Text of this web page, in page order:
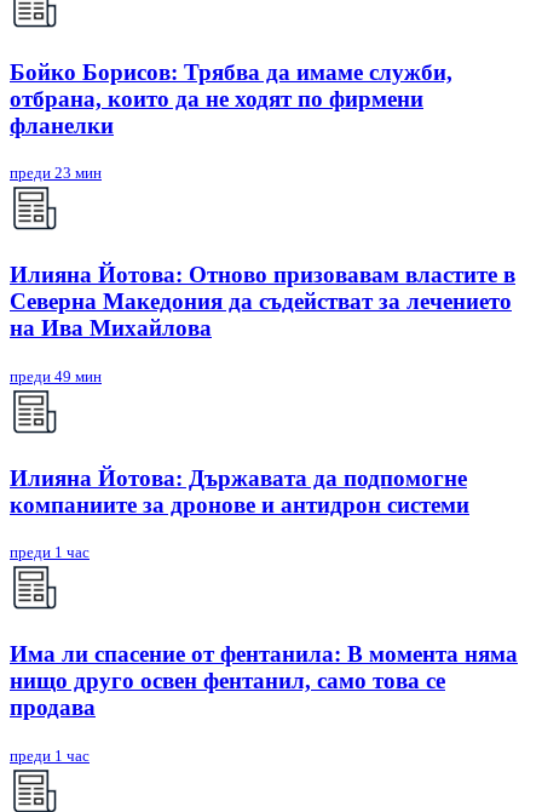
Бойко Борисов: Трябва да имаме служби,
отбрана, които да не ходят по фирмени
фланелки
преди 23 мин
Илияна Йотова: Отново призовавам властите в
Северна Македония да съдействат за лечението
на Ива Михайлова
преди 49 мин
Илияна Йотова: Държавата да подпомогне
компаниите за дронове и антидрон системи
преди 1 час
Има ли спасение от фентанила: В момента няма
нищо друго освен фентанил, само това се
продава
преди 1 час